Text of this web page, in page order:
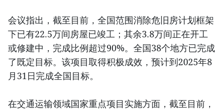
会议指出，截至目前，全国范围消除危旧房计划框架
下已有22.5万间房屋已竣工；其余3.8万间正在开工
或修建中，完成比例超过90%。全国38个地方已完成
了既定目标。该项目取得积极成效，预计到2025年8
月31日完成全国目标。
在交通运输领域国家重点项目实施方面，截至目前，